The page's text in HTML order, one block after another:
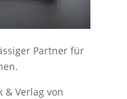
Partner für
& Verlag von